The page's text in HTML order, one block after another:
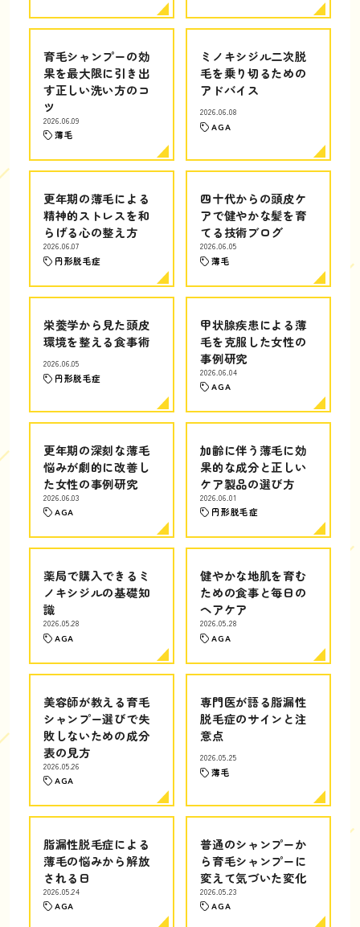
育毛シャンプーの効
果を最大限に引き出
す正しい洗い方のコ
ツ
2026.06.09
薄毛
ミノキシジル二次脱
毛を乗り切るための
アドバイス
2026.06.08
AGA
更年期の薄毛による
精神的ストレスを和
らげる心の整え方
2026.06.07
円形脱毛症
四十代からの頭皮ケ
アで健やかな髪を育
てる技術ブログ
2026.06.05
薄毛
栄養学から見た頭皮
環境を整える食事術
2026.06.05
円形脱毛症
甲状腺疾患による薄
毛を克服した女性の
事例研究
2026.06.04
AGA
更年期の深刻な薄毛
悩みが劇的に改善し
た女性の事例研究
2026.06.03
AGA
加齢に伴う薄毛に効
果的な成分と正しい
ケア製品の選び方
2026.06.01
円形脱毛症
薬局で購入できるミ
ノキシジルの基礎知
識
2026.05.28
AGA
健やかな地肌を育む
ための食事と毎日の
ヘアケア
2026.05.28
AGA
美容師が教える育毛
シャンプー選びで失
敗しないための成分
表の見方
2026.05.26
AGA
専門医が語る脂漏性
脱毛症のサインと注
意点
2026.05.25
薄毛
脂漏性脱毛症による
薄毛の悩みから解放
される日
2026.05.24
AGA
普通のシャンプーか
ら育毛シャンプーに
変えて気づいた変化
2026.05.23
AGA